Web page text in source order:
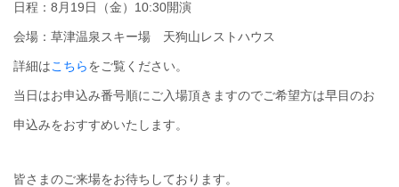
日程：8月19日（金）10:30開演
会場：草津温泉スキー場 天狗山レストハウス
詳細はこちらをご覧ください。
当日はお申込み番号順にご入場頂きますのでご希望方は早目のお
申込みをおすすめいたします。
皆さまのご来場をお待ちしております。